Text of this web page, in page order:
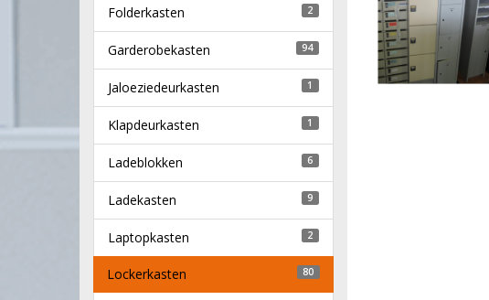
Folderkasten 2
Garderobekasten 94
Jaloeziedeurkasten 1
Klapdeurkasten 1
Ladeblokken 6
Ladekasten 9
Laptopkasten 2
Lockerkasten 80